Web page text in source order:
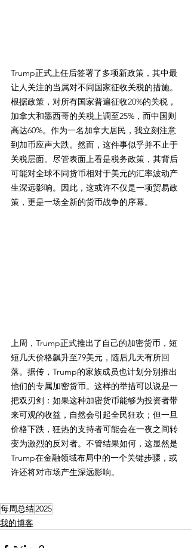
Trump正式上任后签署了多项新政策，其中最
让人关注的当属对不同国家征收关税的措施。
根据政策，对所有国家普遍征收20%的关税，
加拿大和墨西哥的关税上调至25%，而中国则
高达60%。作为一名加拿大居民，我立刻注意
到加币应声大跌。然而，这件事似乎并不止于
关税层面。尽管表面上看是税务政策，其背后
可能对全球不同货币相对于美元的汇率波动产
生深远影响。因此，这或许不仅是一项贸易政
策，更是一场全新的货币战争的序幕。
上周，Trump正式推出了自己的加密货币，短
短几天价格飙升至79美元，随后几天有所回
落。据传，Trump的家族成员也计划分别推出
他们的专属加密货币。这样的举措可以说是一
把双刃剑：如果这种加密货币能够为投资者带
来可观的收益，自然会引起全民狂欢；但一旦
价格下跌，狂热的支持者可能会在一夜之间转
变为激烈的反对者。不管结果如何，这显然是
Trump在金融领域布局中的一个关键步骤，或
许还将对市场产生深远影响。
每周总结2025
我的博客